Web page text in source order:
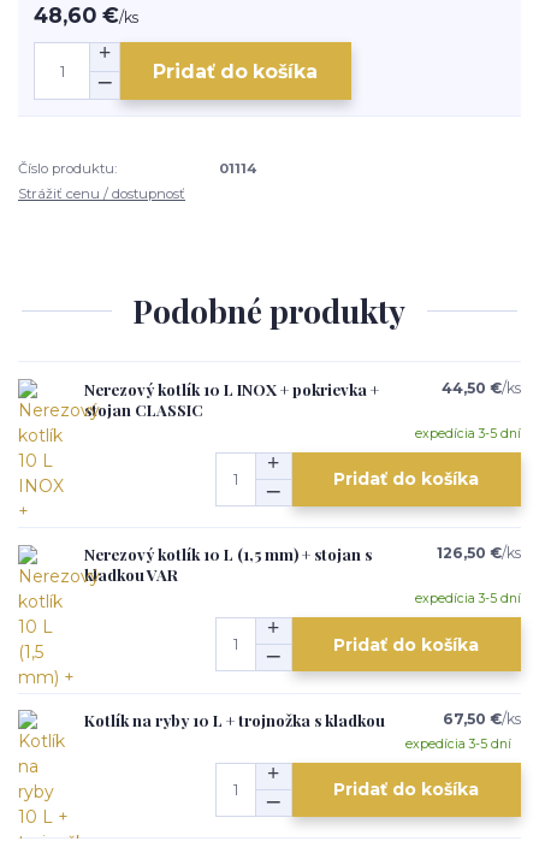
48,60 €/ks
Pridať do košíka
Číslo produktu:
01114
Strážiť cenu / dostupnosť
Podobné produkty
Nerezový kotlík 10 L INOX + pokrievka +
stojan CLASSIC
44,50 €/ks
expedícia 3-5 dní
Pridať do košíka
Nerezový kotlík 10 L (1,5 mm) + stojan s
kladkou VAR
126,50 €/ks
expedícia 3-5 dní
Pridať do košíka
Kotlík na ryby 10 L + trojnožka s kladkou 67,50 €/ks
expedícia 3-5 dní
Pridať do košíka